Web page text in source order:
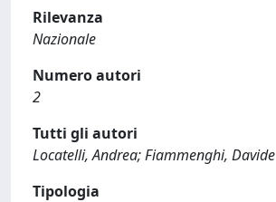
Rilevanza
Nazionale
Numero autori
2
Tutti gli autori
Locatelli, Andrea; Fiammenghi, Davide
Tipologia